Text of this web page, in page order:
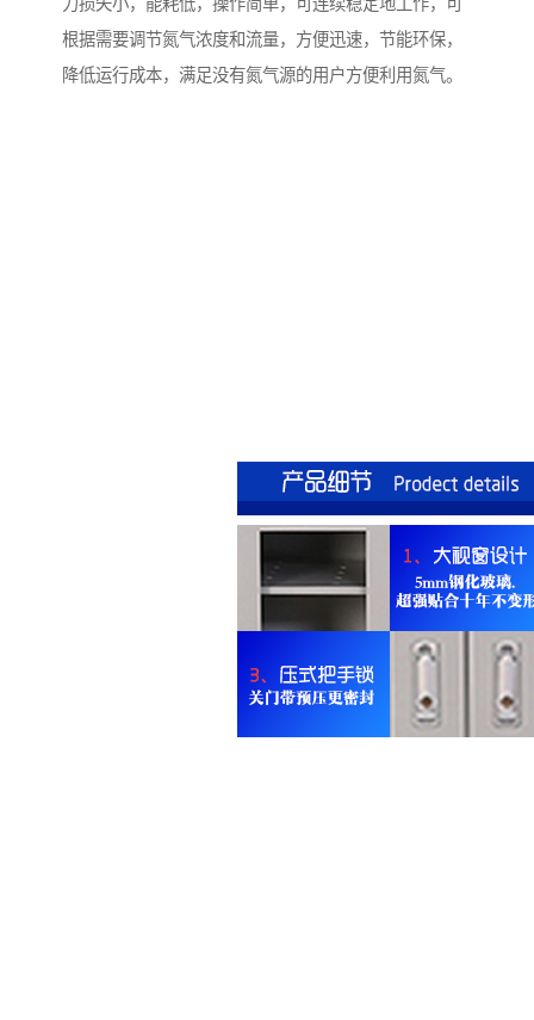
力损失小，能耗低，操作简单，可连续稳定地工作，可
根据需要调节氮气浓度和流量，方便迅速，节能环保，
降低运行成本，满足没有氮气源的用户方便利用氮气。